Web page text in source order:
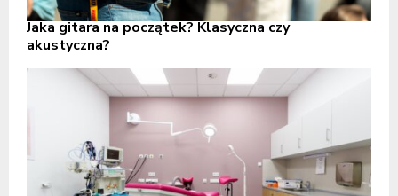
Jaka gitara na początek? Klasyczna czy
akustyczna?